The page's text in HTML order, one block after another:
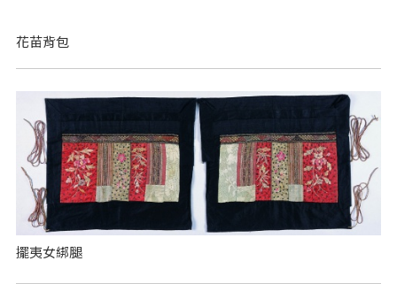
花苗背包
擺夷女綁腿